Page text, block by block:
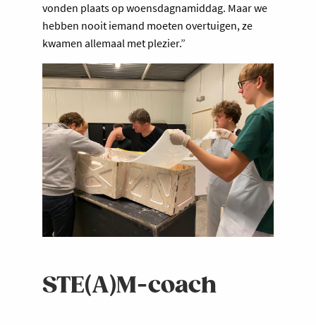
vonden plaats op woensdagnamiddag. Maar we
hebben nooit iemand moeten overtuigen, ze
kwamen allemaal met plezier.”
STE(A)M-coach